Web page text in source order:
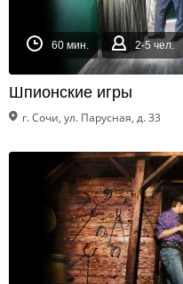
60 мин. 2-5 чел.
Шпионские игры
г. Сочи, ул. Парусная, д. 33